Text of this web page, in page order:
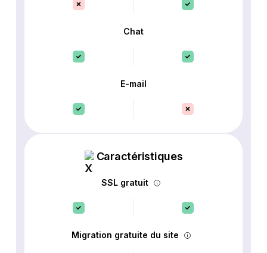
Chat
E-mail
Caractéristiques
SSL gratuit
Migration gratuite du site